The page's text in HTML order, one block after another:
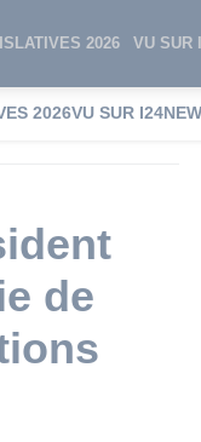
2026 VU SUR
2026VU SUR
de